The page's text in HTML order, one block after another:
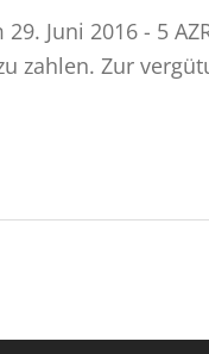
29. Juni 2016 - 5
zahlen. Zur